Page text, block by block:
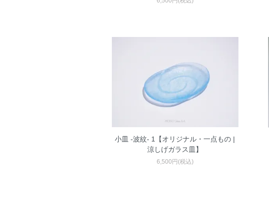
小皿 -波紋- 1【オリジナル・一点もの |
涼しげガラス皿】
6,500円(税込)